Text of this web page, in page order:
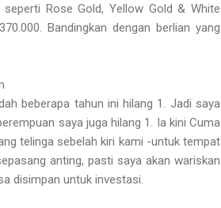
Rose Gold, Yellow Gold & White
Bandingkan dengan berlian yang
beberapa tahun ini hilang 1. Jadi saya
saya juga hilang 1. Ia kini Cuma
telinga sebelah kiri kami -untuk tempat
anting, pasti saya akan wariskan
disimpan untuk investasi.